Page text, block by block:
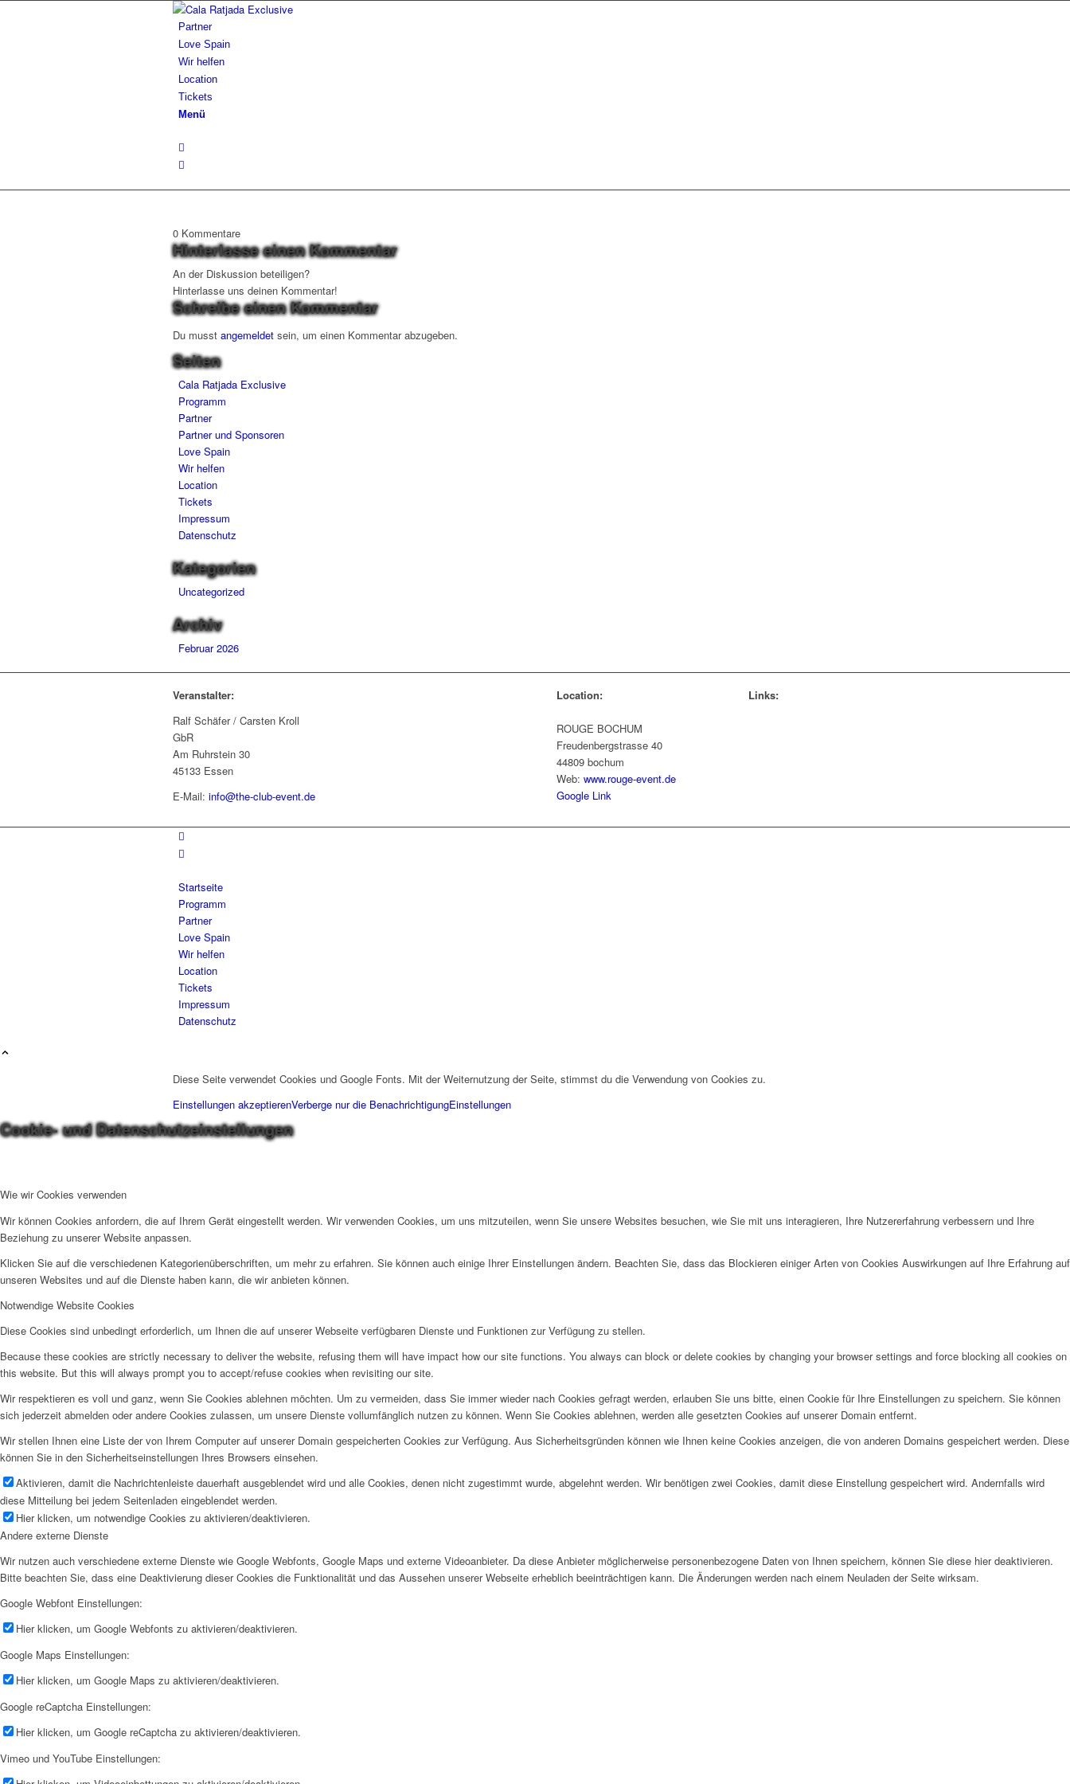
Partner
Love Spain
Wir helfen
Location
Tickets
Menü
0 Kommentare
Hinterlasse einen Kommentar
An der Diskussion beteiligen?
Hinterlasse uns deinen Kommentar!
Schreibe einen Kommentar
Du musst angemeldet sein, um einen Kommentar abzugeben.
Seiten
Cala Ratjada Exclusive
Programm
Partner
Partner und Sponsoren
Love Spain
Wir helfen
Location
Tickets
Impressum
Datenschutz
Kategorien
Uncategorized
Archiv
Februar 2026
Veranstalter:
Ralf Schäfer / Carsten Kroll
GbR
Am Ruhrstein 30
45133 Essen
E-Mail: info@the-club-event.de
Location:
ROUGE BOCHUM
Freudenbergstrasse 40
44809 bochum
Web:www.rouge-event.de
Google Link
Links:
Startseite
Programm
Partner
Love Spain
Wir helfen
Location
Tickets
Impressum
Datenschutz
Diese Seite verwendet Cookies und Google Fonts. Mit der Weiternutzung der Seite, stimmst du die Verwendung von Cookies zu.
Einstellungen akzeptierenVerberge nur die BenachrichtigungEinstellungen
Cookie- und Datenschutzeinstellungen
Wie wir Cookies verwenden
Wir können Cookies anfordern, die auf Ihrem Gerät eingestellt werden. Wir verwenden Cookies, um uns mitzuteilen, wenn Sie unsere Websites besuchen, wie Sie mit uns interagieren, Ihre Nutzererfahrung verbessern und Ihre
Beziehung zu unserer Website anpassen.
Klicken Sie auf die verschiedenen Kategorienüberschriften, um mehr zu erfahren. Sie können auch einige Ihrer Einstellungen ändern. Beachten Sie, dass das Blockieren einiger Arten von Cookies Auswirkungen auf Ihre Erfahrung auf
unseren Websites und auf die Dienste haben kann, die wir anbieten können.
Notwendige Website Cookies
Diese Cookies sind unbedingt erforderlich, um Ihnen die auf unserer Webseite verfügbaren Dienste und Funktionen zur Verfügung zu stellen.
Because these cookies are strictly necessary to deliver the website, refusing them will have impact how our site functions. You always can block or delete cookies by changing your browser settings and force blocking all cookies on
this website. But this will always prompt you to accept/refuse cookies when revisiting our site.
Wir respektieren es voll und ganz, wenn Sie Cookies ablehnen möchten. Um zu vermeiden, dass Sie immer wieder nach Cookies gefragt werden, erlauben Sie uns bitte, einen Cookie für Ihre Einstellungen zu speichern. Sie können
sich jederzeit abmelden oder andere Cookies zulassen, um unsere Dienste vollumfänglich nutzen zu können. Wenn Sie Cookies ablehnen, werden alle gesetzten Cookies auf unserer Domain entfernt.
Wir stellen Ihnen eine Liste der von Ihrem Computer auf unserer Domain gespeicherten Cookies zur Verfügung. Aus Sicherheitsgründen können wie Ihnen keine Cookies anzeigen, die von anderen Domains gespeichert werden. Diese
können Sie in den Sicherheitseinstellungen Ihres Browsers einsehen.
Aktivieren, damit die Nachrichtenleiste dauerhaft ausgeblendet wird und alle Cookies, denen nicht zugestimmt wurde, abgelehnt werden. Wir benötigen zwei Cookies, damit diese Einstellung gespeichert wird. Andernfalls wird
diese Mitteilung bei jedem Seitenladen eingeblendet werden.
Hier klicken, um notwendige Cookies zu aktivieren/deaktivieren.
Andere externe Dienste
Wir nutzen auch verschiedene externe Dienste wie Google Webfonts, Google Maps und externe Videoanbieter. Da diese Anbieter möglicherweise personenbezogene Daten von Ihnen speichern, können Sie diese hier deaktivieren.
Bitte beachten Sie, dass eine Deaktivierung dieser Cookies die Funktionalität und das Aussehen unserer Webseite erheblich beeinträchtigen kann. Die Änderungen werden nach einem Neuladen der Seite wirksam.
Google Webfont Einstellungen:
Hier klicken, um Google Webfonts zu aktivieren/deaktivieren.
Google Maps Einstellungen:
Hier klicken, um Google Maps zu aktivieren/deaktivieren.
Google reCaptcha Einstellungen:
Hier klicken, um Google reCaptcha zu aktivieren/deaktivieren.
Vimeo und YouTube Einstellungen: